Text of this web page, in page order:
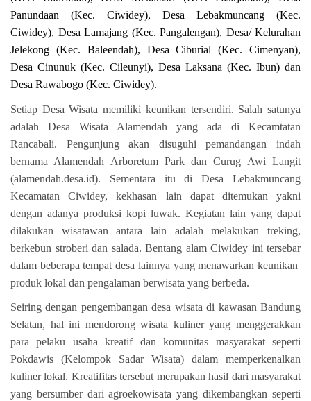
Panundaan (Kec. Ciwidey), Desa Lebakmuncang (Kec.
Ciwidey), Desa Lamajang (Kec. Pangalengan), Desa/ Kelurahan
Jelekong (Kec. Baleendah), Desa Ciburial (Kec. Cimenyan),
Desa Cinunuk (Kec. Cileunyi), Desa Laksana (Kec. Ibun) dan
Desa Rawabogo (Kec. Ciwidey).
Setiap Desa Wisata memiliki keunikan tersendiri. Salah satunya
adalah Desa Wisata Alamendah yang ada di Kecamtatan
Rancabali. Pengunjung akan disuguhi pemandangan indah
bernama Alamendah Arboretum Park dan Curug Awi Langit
(alamendah.desa.id). Sementara itu di Desa Lebakmuncang
Kecamatan Ciwidey, kekhasan lain dapat ditemukan yakni
dengan adanya produksi kopi luwak. Kegiatan lain yang dapat
dilakukan wisatawan antara lain adalah melakukan treking,
berkebun stroberi dan salada. Bentang alam Ciwidey ini tersebar
dalam beberapa tempat desa lainnya yang menawarkan keunikan
produk lokal dan pengalaman berwisata yang berbeda.
Seiring dengan pengembangan desa wisata di kawasan Bandung
Selatan, hal ini mendorong wisata kuliner yang menggerakkan
para pelaku usaha kreatif dan komunitas masyarakat seperti
Pokdawis (Kelompok Sadar Wisata) dalam memperkenalkan
kuliner lokal. Kreatifitas tersebut merupakan hasil dari masyarakat
yang bersumber dari agroekowisata yang dikembangkan seperti